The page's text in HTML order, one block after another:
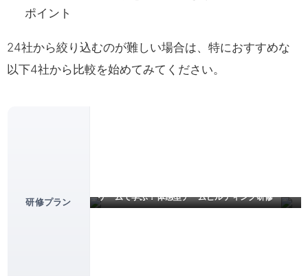
ポイント
24社から絞り込むのが難しい場合は、特におすすめな
以下4社から比較を始めてみてください。
研修プラン ゲームで学ぶ！体感型チームビルディング研修